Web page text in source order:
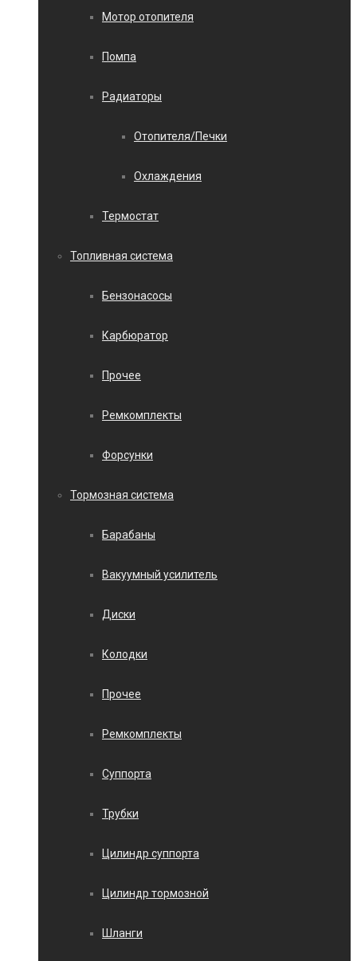
Мотор отопителя
Помпа
Радиаторы
Отопителя/Печки
Охлаждения
Термостат
Топливная система
Бензонасосы
Карбюратор
Прочее
Ремкомплекты
Форсунки
Тормозная система
Барабаны
Вакуумный усилитель
Диски
Колодки
Прочее
Ремкомплекты
Суппорта
Трубки
Цилиндр суппорта
Цилиндр тормозной
Шланги